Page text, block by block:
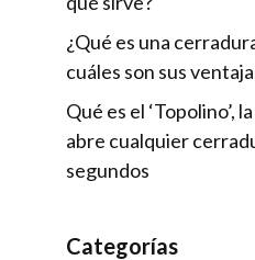
¿Qué es una
cuáles son sus
Qué es el ‘Topolino’,
abre cualquier
segundos
Categorías